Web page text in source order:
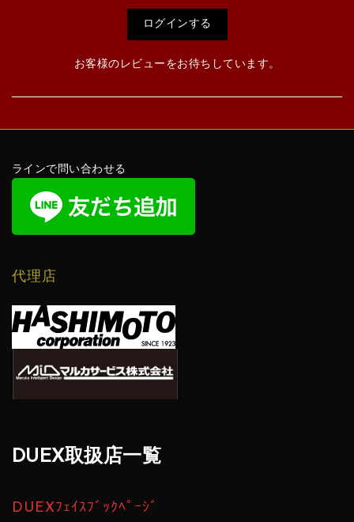
ログインする
お客様のレビューをお待ちしています。
ラインで問い合わせる
代理店
DUEX取扱店一覧
DUEXﾌｪｲｽﾌﾞｯｸﾍﾟｰｼﾞ